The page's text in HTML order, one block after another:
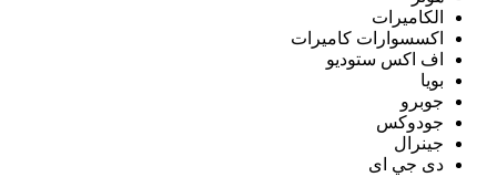
الكاميرات
اكسسوارات كاميرات
اف اكس ستوديو
بويا
جوبرو
جودوكس
جينرال
دى جي اى